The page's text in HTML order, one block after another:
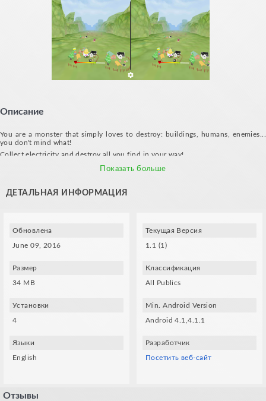
Описание
You are a monster that simply loves to destroy: buildings, humans, enemies...
you don't mind what!
Collect electricity and destroy all you find in your way!
- Endless running game
Music by Grumble Labs
Показать больше
ДЕТАЛЬНАЯ ИНФОРМАЦИЯ
Обновлена
June 09, 2016
Размер
34 MB
Установки
4
Языки
English
Текущая Версия
1.1 (1)
Классификация
All Publics
Min. Android Version
Android 4.1,4.1.1
Разработчик
Посетить веб-сайт
Отзывы